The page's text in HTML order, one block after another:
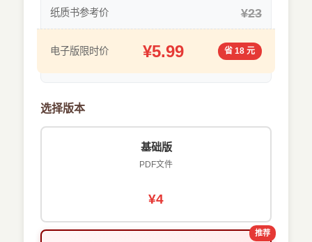
纸质书参考价 ¥23
电子版限时价 ¥5.99 省 18 元
选择版本
基础版
PDF文件
¥4
推荐